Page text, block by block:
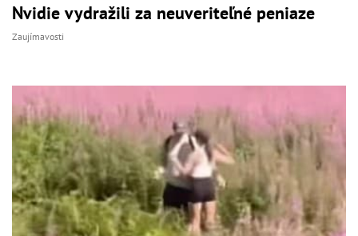
Nvidie vydražili za neuveriteľné peniaze
Zaujímavosti